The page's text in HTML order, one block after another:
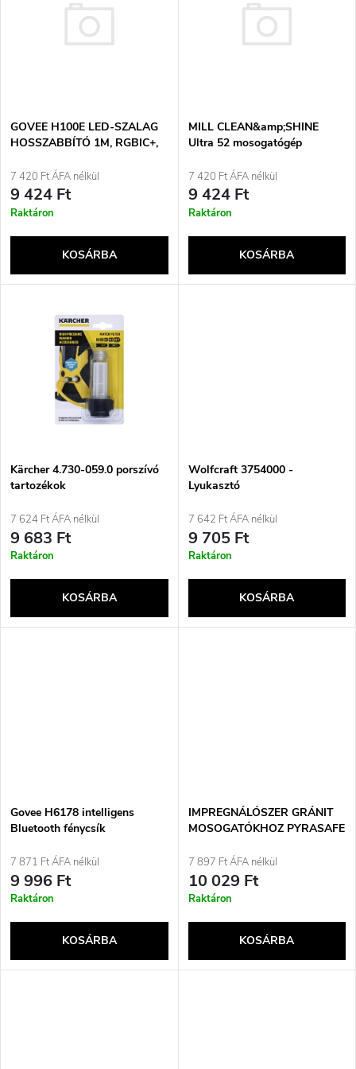
e
k
r
n
é
s
e
é
k
e
k
l
j
a
GOVEE H100E LED-SZALAG
HOSSZABBÍTÓ 1M, RGBIC+,
7 420 Ft ÁFA nélkül
9 424 Ft
Raktáron
KOSÁRBA
MILL CLEAN&amp;SHINE
Ultra 52 mosogatógép
7 420 Ft ÁFA nélkül
9 424 Ft
Raktáron
KOSÁRBA
Kärcher 4.730-059.0 porszívó
tartozékok
7 624 Ft ÁFA nélkül
9 683 Ft
Raktáron
KOSÁRBA
Wolfcraft 3754000 -
Lyukasztó
7 642 Ft ÁFA nélkül
9 705 Ft
Raktáron
KOSÁRBA
Govee H6178 intelligens
Bluetooth fénycsík
7 871 Ft ÁFA nélkül
9 996 Ft
Raktáron
KOSÁRBA
IMPREGNÁLÓSZER GRÁNIT
MOSOGATÓKHOZ PYRASAFE
7 897 Ft ÁFA nélkül
10 029 Ft
Raktáron
KOSÁRBA